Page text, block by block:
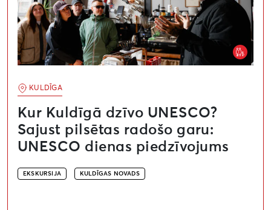
KULDĪGA
Kur Kuldīgā dzīvo UNESCO?
Sajust pilsētas radošo garu:
UNESCO dienas piedzīvojums
EKSKURSIJA KULDĪGAS NOVADS